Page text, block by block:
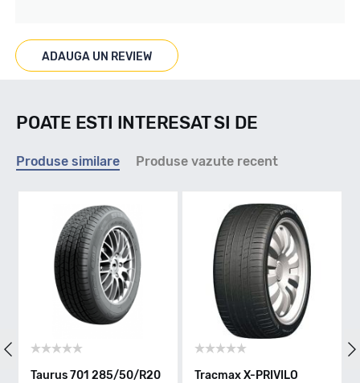
Marcaje
Indice greutate
Clasa de eficienta
ADAUGA UN REVIEW
POATE ESTI INTERESAT SI DE
Produse similare Produse vazute recent
Taurus 701 285/50/R20
Tracmax X-PRIVILO